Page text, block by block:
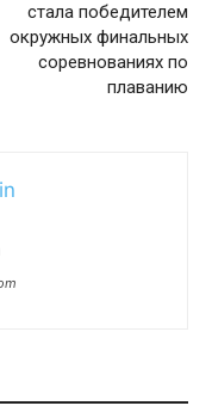
стала победителем
окружных финальных
соревнованиях по
плаванию